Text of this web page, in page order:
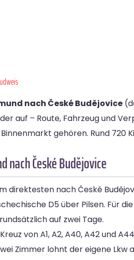
nach České Budějovice
auf – Route, Fahrzeug und
gehören. Rund 720
nach České Budějovice
direktesten nach České
D5 über Pilsen. Für
auf zwei Tage.
von A1, A2, A40, A42 und
Zimmer lohnt der eigene